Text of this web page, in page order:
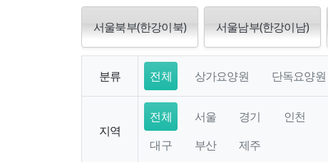
서울북부(한강이북) 서울남부(한강이남)
분류 전체 상가요양원 단독요양원
지역
전체 서울 경기 인천
대구
부산 제주